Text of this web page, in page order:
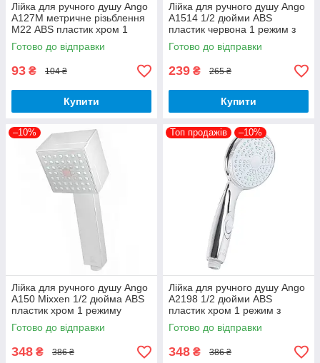
Лійка для ручного душу Ango
А127М метричне різьблення
М22 ABS пластик хром 1
режим
Готово до відправки
93 ₴ 104 ₴
Купити
Лійка для ручного душу Ango
А1514 1/2 дюйми ABS
пластик червона 1 режим з
кнопкою Стоп
Готово до відправки
239 ₴ 265 ₴
Купити
–10%
Лійка для ручного душу Ango
А150 Mixxen 1/2 дюйма ABS
пластик хром 1 режиму
поворотна
Готово до відправки
348 ₴ 386 ₴
Топ продажів –10%
Лійка для ручного душу Ango
А2198 1/2 дюйми ABS
пластик хром 1 режим з
кнопкою Стоп
Готово до відправки
348 ₴ 386 ₴